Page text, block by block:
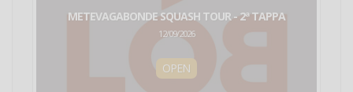
METEVAGABONDE SQUASH TOUR - 2ª TAPPA
12/09/2026
OPEN